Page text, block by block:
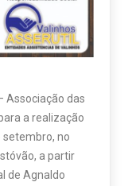
Associação das
a realização
setembro, no
a partir
de Agnaldo